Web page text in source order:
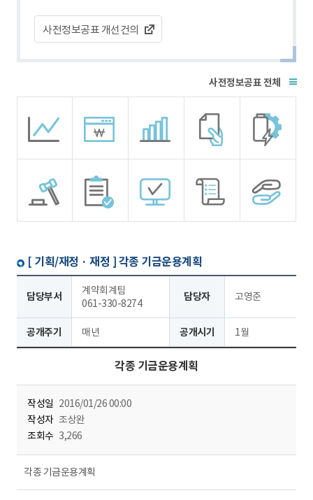
사전정보공표 개선건의
전체
[ 기획/재정 · 재정 ] 각종 기금운용계획
담당부서
계약회계팀
061-330-8274
담당자 고영준
공개주기 매년 공개시기 1월
각종 기금운용계획
작성일 2016/01/26 00:00
작성자 조상완
조회수 3,266
각종 기금운용계획